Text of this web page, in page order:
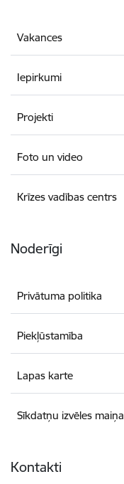
Vakances
Iepirkumi
Projekti
Foto un video
Krīzes vadības centrs
Noderīgi
Privātuma politika
Piekļūstamība
Lapas karte
Sīkdatņu izvēles maiņa
Kontakti